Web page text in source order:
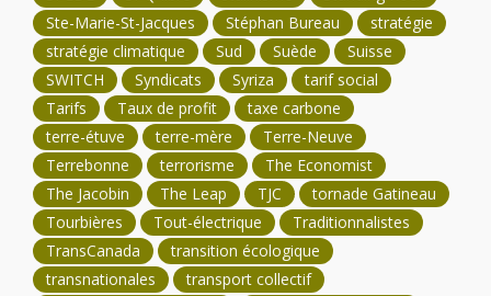
Ste-Marie-St-Jacques
Stéphan Bureau
stratégie
stratégie climatique
Sud Suède
Suisse
SWITCH
Syndicats Syriza
tarif social
Tarifs
Taux de profit
taxe carbone
terre-étuve
terre-mère
Terre-Neuve
Terrebonne
terrorisme
The Economist
The Jacobin
The Leap TJC
tornade Gatineau
Tourbières
Tout-électrique
Traditionnalistes
TransCanada
transition écologique
transnationales
transport collectif